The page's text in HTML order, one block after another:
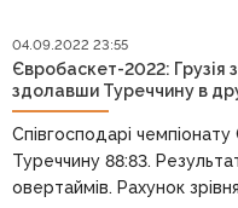
04.09.2022 23:55
Євробаскет-2022:
здолавши Туреччину в
Співгосподарі
Туреччину 88:83.
овертаймів. Рахунок